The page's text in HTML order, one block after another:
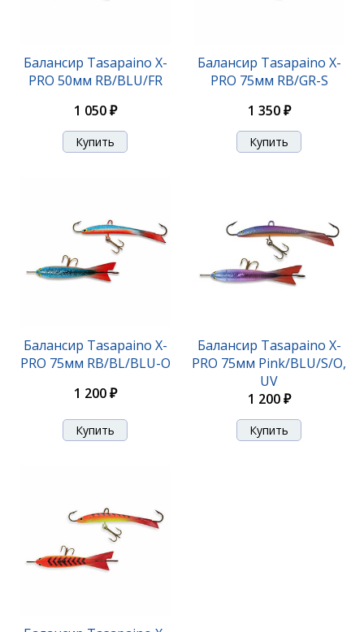
Балансир Tasapaino X-
PRO 50мм RB/BLU/FR
1 050 ₽
Балансир Tasapaino X-
PRO 75мм RB/GR-S
1 350 ₽
Балансир Tasapaino X-
PRO 75мм RB/BL/BLU-O
1 200 ₽
Балансир Tasapaino X-
PRO 75мм Pink/BLU/S/O,
UV
1 200 ₽